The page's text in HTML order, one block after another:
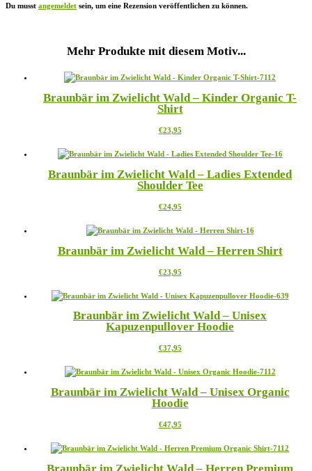
Du musst angemeldet sein, um eine Rezension veröffentlichen zu können.
Mehr Produkte mit diesem Motiv...
Braunbär im Zwielicht Wald – Kinder Organic T-
Shirt
€23,95Dieses
weist
Varianten
auf.
Optionen
auf
Produktseite
werden
Braunbär im Zwielicht Wald – Ladies Extended
Shoulder Tee
€24,95Dieses
weist
Varianten
Die
können
der
Produktseite
werden
Braunbär im Zwielicht Wald – Herren Shirt
€23,95Dieses
weist
Varianten
auf.
Optionen
auf
Produktseite
gewählt
Braunbär im Zwielicht Wald – Unisex
Kapuzenpullover Hoodie
€37,95Dieses
weist
Varianten
auf.
Optionen
auf
Braunbär im Zwielicht Wald – Unisex Organic
Hoodie
€47,95Dieses
weist
Varianten